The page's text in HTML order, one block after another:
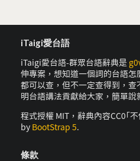
iTaigi愛台語
iTaigi愛台語-群眾台語辭典是
伸專案，想知道一個詞的台語
都可以查，但不一定查得到，
明台語講法貢獻給大家，簡單說
程式授權 MIT，辭典內容CC0｢
by BootStrap 5.
條款